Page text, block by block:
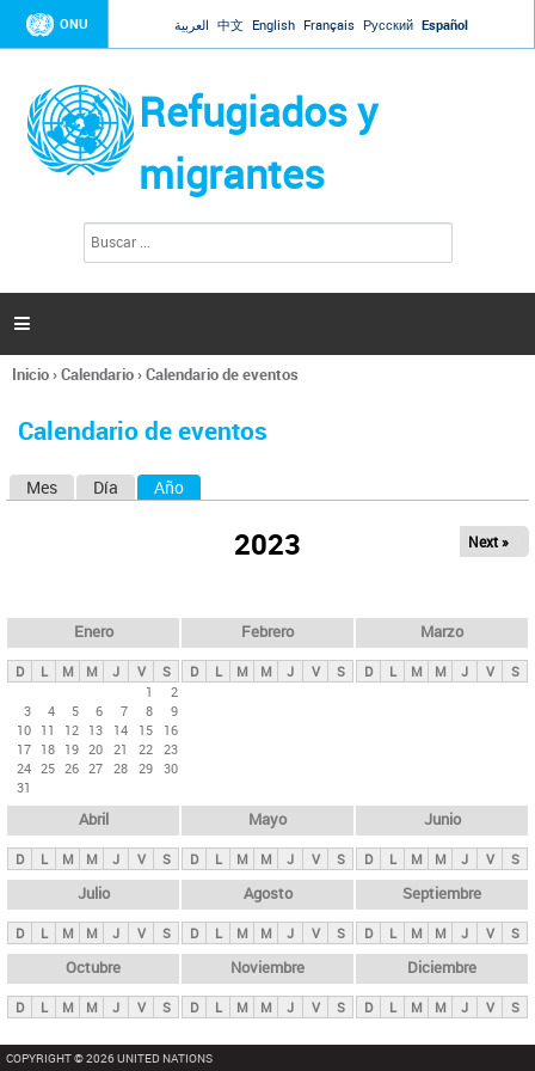
Jump to navigation
ONU العربية 中文 English Français Русский Español
Refugiados y
migrantes
l
d
s

Se
usted
Inicio›Calendario›Calendario de eventos
Calendario de eventos
s
p
n
c
i
p
l
e
s
Mes Día Año
2023 Next »
Enero
D L M M J V
S
1
2
3
4 5 6 7 8
9
10 11 12 13 14 15
16
17 18 19 20 21 22 23
24 25 26 27 28 29 30
31
Febrero
D L M M J V S
Marzo
D L M M J V S
Abril
D L M M J V S
Mayo
D L M M J V S
Junio
D L M M J V S
Julio
D L M M J V S
Agosto
D L M M J V S
Septiembre
D L M M J V S
Octubre
D L M M J V S
Noviembre
D L M M J V S
Diciembre
D L M M J V S
COPYRIGHT © 2026 UNITED NATIONS